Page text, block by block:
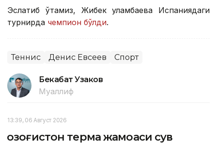
Эслатиб ўтамиз, Жибек Қуламбаева Испаниядаги
турнирда чемпион бўлди.
Теннис Денис Евсеев Спорт
Бекабат Узаков
Муаллиф
13:39, 06 Август 2026
Қозоғистон терма жамоаси сув